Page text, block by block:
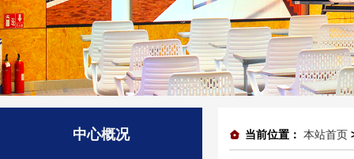
中心概况 当前位置： 本站首页